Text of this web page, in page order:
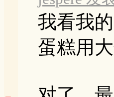
我看我
蛋糕用